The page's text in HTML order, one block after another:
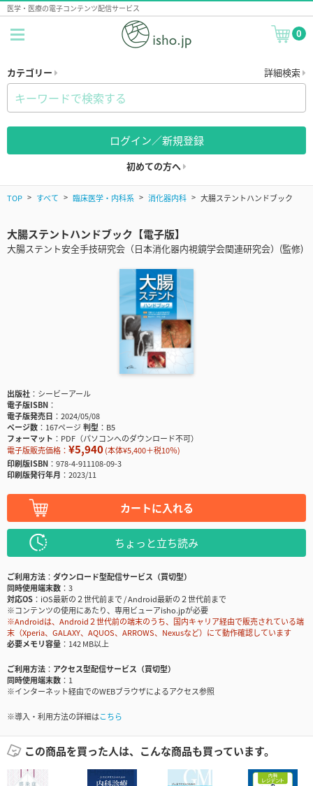
医学・医療の電子コンテンツ配信サービス
0
カテゴリー 詳細検索
ログイン／新規登録
初めての方へ
TOP すべて 臨床医学・内科系 消化器内科 大腸ステントハンドブック
大腸ステントハンドブック【電子版】
大腸ステント安全手技研究会（日本消化器内視鏡学会関連研究会）(監修)
出版社
シービーアール
電子版ISBN
電子版発売日
2024/05/08
ページ数
167ページ判型
B5
フォーマット
PDF（パソコンへのダウンロード不可）
電子版販売価格： ¥5,940(本体¥5,400＋税10％)
印刷版ISBN
978-4-911108-09-3
印刷版発行年月
2023/11
カートに入れる
ちょっと立ち読み
ご利用方法
ダウンロード型配信サービス（買切型）
同時使用端末数
3
対応OS
iOS最新の２世代前まで / Android最新の２世代前まで
※コンテンツの使用にあたり、専用ビューアisho.jpが必要
※Androidは、Android２世代前の端末のうち、国内キャリア経由で販売されている端
末（Xperia、GALAXY、AQUOS、ARROWS、Nexusなど）にて動作確認しています
必要メモリ容量
142 MB以上
ご利用方法
アクセス型配信サービス（買切型）
同時使用端末数
1
※インターネット経由でのWEBブラウザによるアクセス参照
※導入・利用方法の詳細はこちら
この商品を買った人は、こんな商品も買っています。